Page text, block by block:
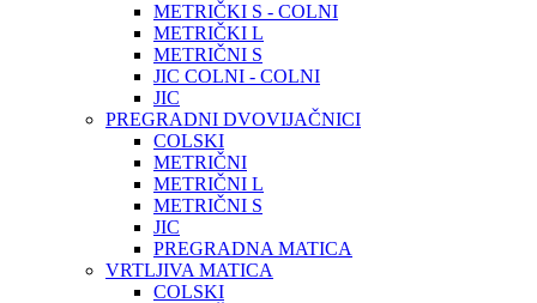
METRIČKI S - COLNI
METRIČKI L
METRIČNI S
JIC COLNI - COLNI
JIC
PREGRADNI DVOVIJAČNICI
COLSKI
METRIČNI
METRIČNI L
METRIČNI S
JIC
PREGRADNA MATICA
VRTLJIVA MATICA
COLSKI